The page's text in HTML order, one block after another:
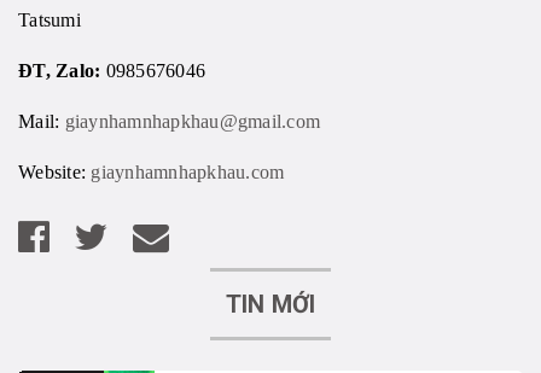
Tatsumi
ĐT, Zalo: 0985676046
Mail: giaynhamnhapkhau@gmail.com
Website: giaynhamnhapkhau.com
TIN MỚI